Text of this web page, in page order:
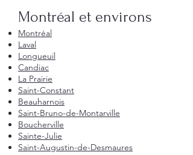
Montréal et environs
Montréal
Laval
Longueuil
Candiac
La Prairie
Saint-Constant
Beauharnois
Saint-Bruno-de-Montarville
Boucherville
Sainte-Julie
Saint-Augustin-de-Desmaures